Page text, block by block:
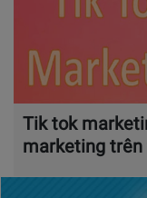
Tik tok
marketing